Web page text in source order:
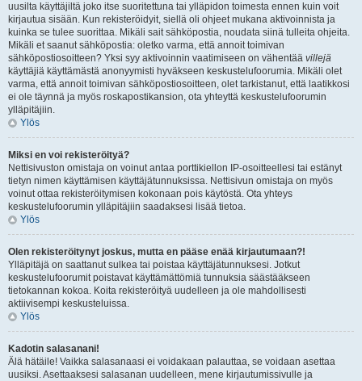
uusilta käyttäjiltä joko itse suoritettuna tai ylläpidon toimesta ennen kuin voit
kirjautua sisään. Kun rekisteröidyit, siellä oli ohjeet mukana aktivoinnista ja
kuinka se tulee suorittaa. Mikäli sait sähköpostia, noudata siinä tulleita ohjeita.
Mikäli et saanut sähköpostia: oletko varma, että annoit toimivan
sähköpostiosoitteen? Yksi syy aktivoinnin vaatimiseen on vähentää villejä
käyttäjiä käyttämästä anonyymisti hyväkseen keskustelufoorumia. Mikäli olet
varma, että annoit toimivan sähköpostiosoitteen, olet tarkistanut, että laatikkosi
ei ole täynnä ja myös roskapostikansion, ota yhteyttä keskustelufoorumin
ylläpitäjiin.
Ylös
Miksi en voi rekisteröityä?
Nettisivuston omistaja on voinut antaa porttikiellon IP-osoitteellesi tai estänyt
tietyn nimen käyttämisen käyttäjätunnuksissa. Nettisivun omistaja on myös
voinut ottaa rekisteröitymisen kokonaan pois käytöstä. Ota yhteys
keskustelufoorumin ylläpitäjiin saadaksesi lisää tietoa.
Ylös
Olen rekisteröitynyt joskus, mutta en pääse enää kirjautumaan?!
Ylläpitäjä on saattanut sulkea tai poistaa käyttäjätunnuksesi. Jotkut
keskustelufoorumit poistavat käyttämättömiä tunnuksia säästääkseen
tietokannan kokoa. Koita rekisteröityä uudelleen ja ole mahdollisesti
aktiivisempi keskusteluissa.
Ylös
Kadotin salasanani!
Älä hätäile! Vaikka salasanaasi ei voidakaan palauttaa, se voidaan asettaa
uusiksi. Asettaaksesi salasanan uudelleen, mene kirjautumissivulle ja